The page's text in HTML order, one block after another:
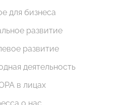
для бизнеса
развитие
развитие
деятельность
в лицах